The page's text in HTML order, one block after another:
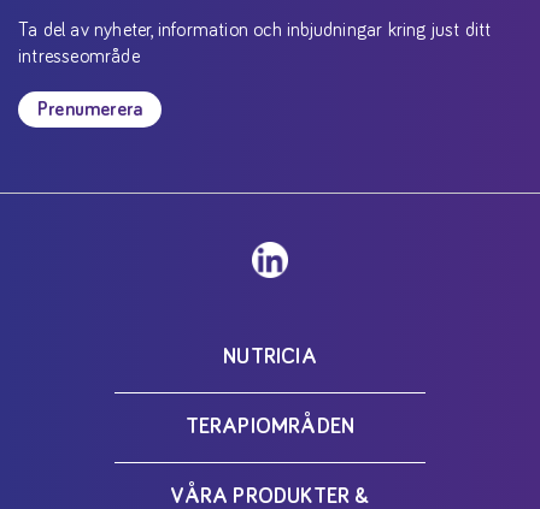
Ta del av nyheter, information och inbjudningar kring just ditt
intresseområde
Prenumerera
NUTRICIA
TERAPIOMRÅDEN
VÅRA PRODUKTER &